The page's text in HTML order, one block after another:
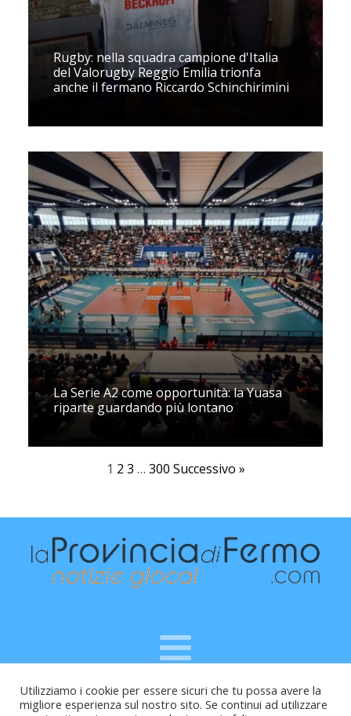
Rugby: nella squadra campione d'Italia
del Valorugby Reggio Emilia trionfa
anche il fermano Riccardo Schinchirimini
La Serie A2 come opportunità: la Yuasa
riparte guardando più lontano
1 2 3 … 300 Successivo »
Raffaele Vitali - via Leopardi 10 - 61121 Pesaro (PU) -
Utilizziamo i cookie per essere sicuri che tu possa avere la
migliore esperienza sul nostro sito. Se continui ad utilizzare